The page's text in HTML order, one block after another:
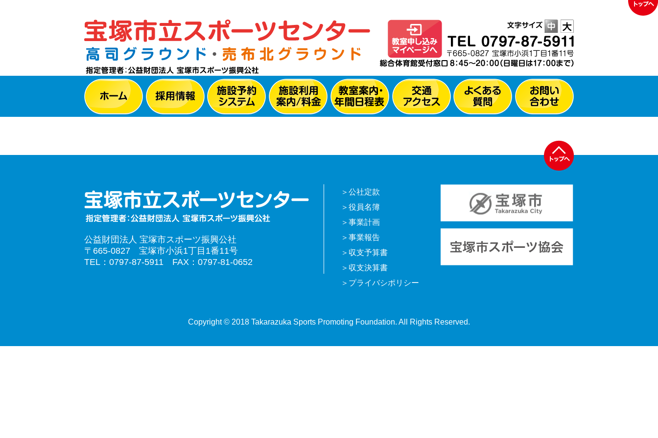
公益財団法人 宝塚市スポーツ振興公社
〒665-0827 宝塚市小浜1丁目1番11号
TEL：0797-87-5911 FAX：0797-81-0652
公社定款
役員名簿
事業計画
事業報告
収支予算書
収支決算書
プライバシポリシー
Copyright © 2018 Takarazuka Sports Promoting Foundation. All Rights Reserved.